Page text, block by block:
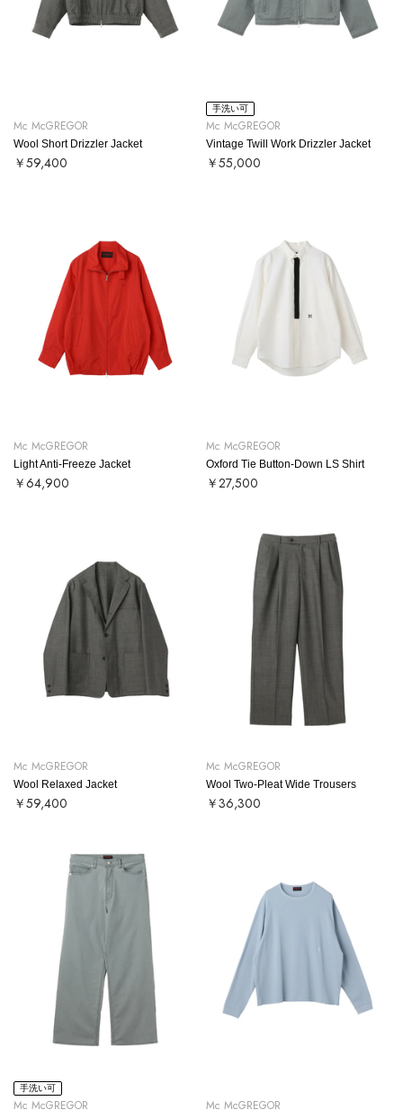
Mc McGREGOR
Wool Short Drizzler Jacket
￥59,400
手洗い可
Mc McGREGOR
Vintage Twill Work Drizzler Jacket
￥55,000
Mc McGREGOR
Light Anti-Freeze Jacket
￥64,900
Mc McGREGOR
Oxford Tie Button-Down LS Shirt
￥27,500
Mc McGREGOR
Wool Relaxed Jacket
￥59,400
Mc McGREGOR
Wool Two-Pleat Wide Trousers
￥36,300
手洗い可
Mc McGREGOR Mc McGREGOR